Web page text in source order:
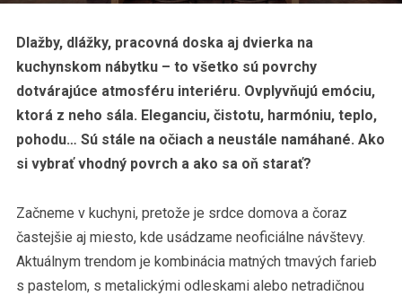
Dlažby, dlážky, pracovná doska aj dvierka na
kuchynskom nábytku – to všetko sú povrchy
dotvárajúce atmosféru interiéru. Ovplyvňujú emóciu,
ktorá z neho sála. Eleganciu, čistotu, harmóniu, teplo,
pohodu… Sú stále na očiach a neustále namáhané. Ako
si vybrať vhodný povrch a ako sa oň starať?
Začneme v kuchyni, pretože je srdce domova a čoraz
častejšie aj miesto, kde usádzame neoficiálne návštevy.
Aktuálnym trendom je kombinácia matných tmavých farieb
s pastelom, s metalickými odleskami alebo netradičnou